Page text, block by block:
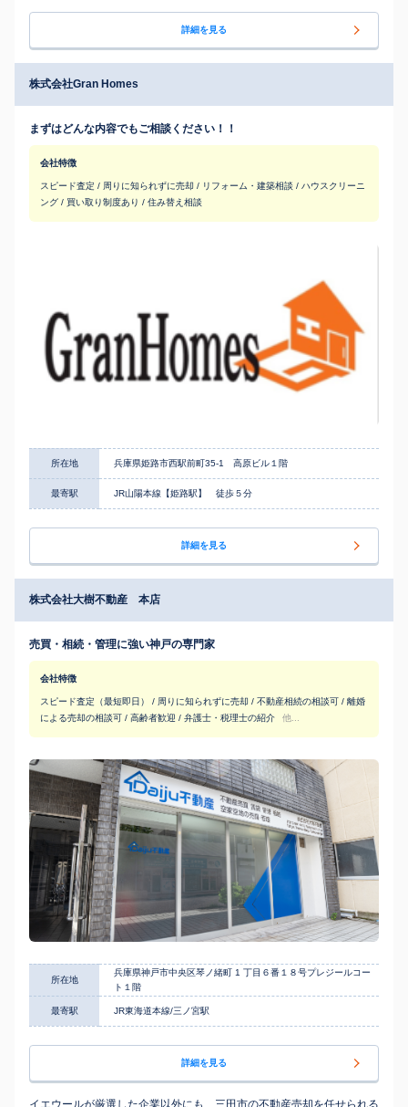
詳細を見る
株式会社Gran Homes
まずはどんな内容でもご相談ください！！
会社特徴
スピード査定 / 周りに知られずに売却 / リフォーム・建築相談 / ハウスクリーニ
ング / 買い取り制度あり / 住み替え相談
所在地 兵庫県姫路市西駅前町35-1 高原ビル１階
最寄駅 JR山陽本線【姫路駅】 徒歩５分
詳細を見る
株式会社大樹不動産 本店
売買・相続・管理に強い神戸の専門家
会社特徴
スピード査定（最短即日） / 周りに知られずに売却 / 不動産相続の相談可 / 離婚
による売却の相談可 / 高齢者歓迎 / 弁護士・税理士の紹介
他...
所在地
兵庫県神戸市中央区琴ノ緒町 1 丁目６番１８号プレジールコー
ト１階
最寄駅 JR東海道本線/三ノ宮駅
詳細を見る
イエウールが厳選した企業以外にも、三田市の不動産売却を任せられる